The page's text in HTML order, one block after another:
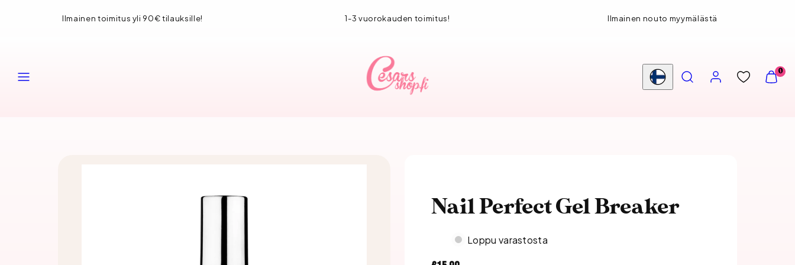
Ilmainen toimitus yli 90€ tilauksille! 1-3 vuorokauden toimitus! Ilmainen nouto myymälästä
Maa/alue
HAE
NÄYTÄ
0
Nail Perfect Gel Breaker
Loppu varastosta